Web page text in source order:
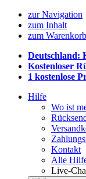
zur Navigation
zum Inhalt
zum Warenkorb
Deutschland:
Kostenloser
1 kostenlose
Hilfe
Wo ist
Kontakt
Alle
Live-